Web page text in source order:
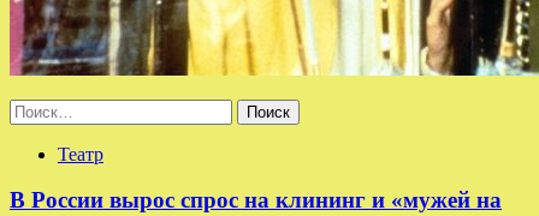
Найти:
Театр
В России вырос спрос на клининг и «мужей на